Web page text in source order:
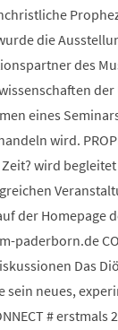
die
des
der
eines
wird.
wird
der Homepage
paderborn.de
Das
sein neues,
# erstmals